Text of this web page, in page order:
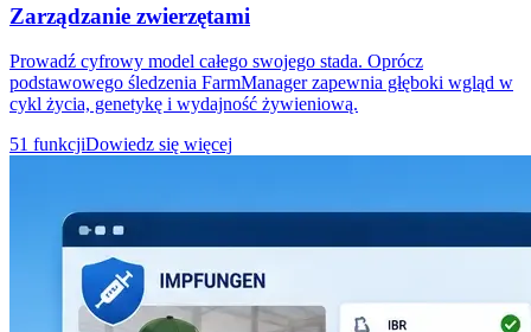
Zarządzanie zwierzętami
Prowadź cyfrowy model całego swojego stada. Oprócz
podstawowego śledzenia FarmManager zapewnia głęboki wgląd w
cykl życia, genetykę i wydajność żywieniową.
51 funkcjiDowiedz się więcej